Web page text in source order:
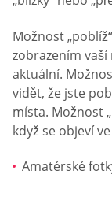
Možnost
zobrazením
aktuální.
vidět, že jste
místa. Možnost
když se objeví
Amatérské